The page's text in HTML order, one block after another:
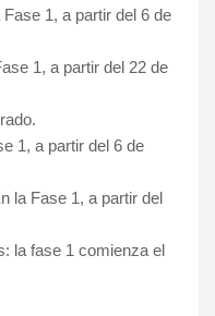
1, a partir del 6 de
1, a partir del 22 de
1, a partir del 6 de
la Fase 1, a partir del
la fase 1 comienza el